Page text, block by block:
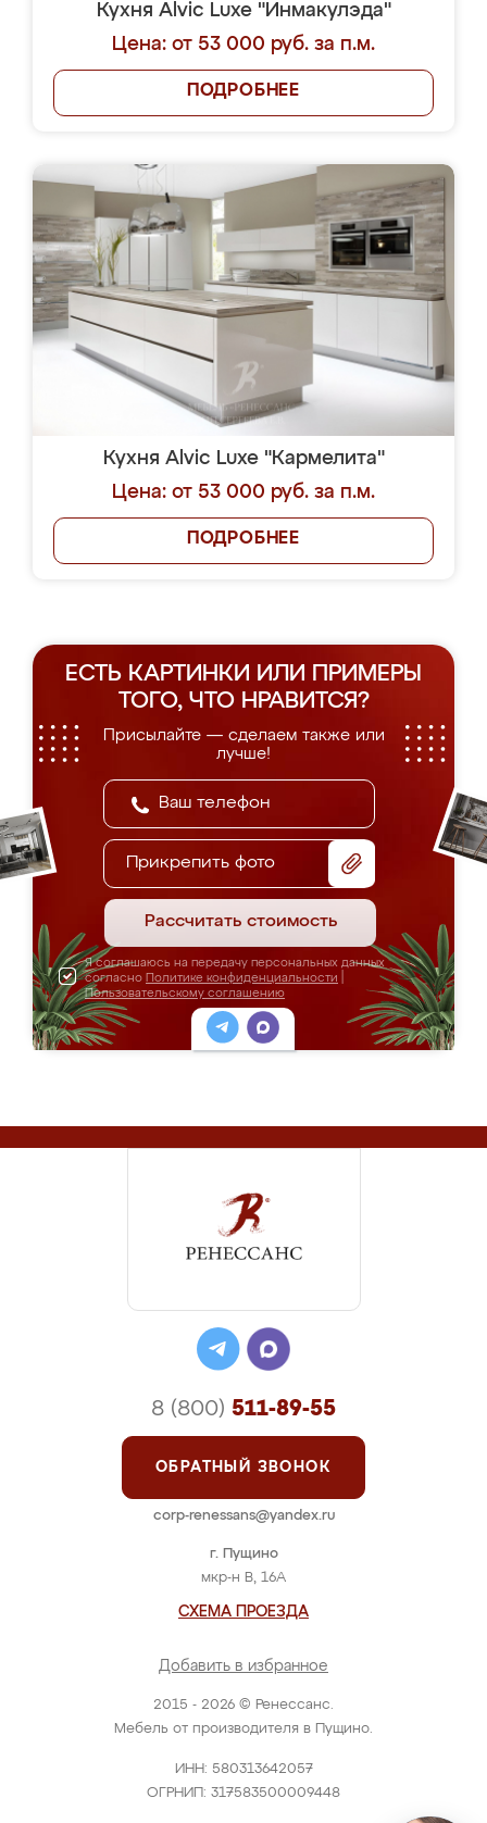
Кухня Alvic Luxe "Инмакулэда"
Цена: от 53 000 руб. за п.м.
ПОДРОБНЕЕ
Кухня Alvic Luxe "Кармелита"
Цена: от 53 000 руб. за п.м.
ПОДРОБНЕЕ
ЕСТЬ КАРТИНКИ ИЛИ ПРИМЕРЫ
ТОГО, ЧТО НРАВИТСЯ?
Присылайте — сделаем также или
лучше!
Прикрепить фото
Рассчитать стоимость
Я соглашаюсь на передачу персональных данных
согласно Политике конфиденциальности
Пользовательскому соглашению
2015 - 2026 © Ренессанс.
Мебель от производителя в Пущино.
ИНН: 580313642057
ОГРНИП: 317583500009448
г. Пущино
мкр-н В, 16А
СХЕМА ПРОЕЗДА
Добавить в избранное
8 (800) 511-89-55
ОБРАТНЫЙ ЗВОНОК
corp-renessans@yandex.ru